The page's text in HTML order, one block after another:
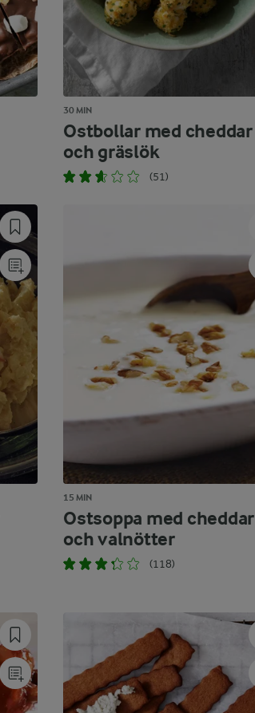
30 MIN
Ostbollar med cheddar
och gräslök
(51)
15 MIN
Ostsoppa med cheddar
och valnötter
(118)